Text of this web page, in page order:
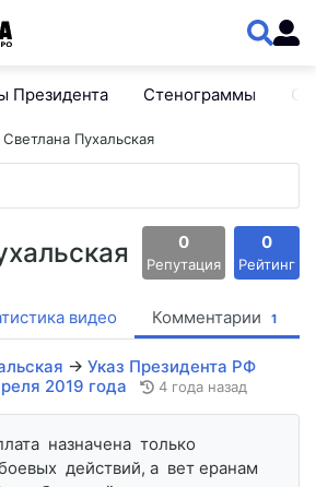
Президента Стенограммы
Светлана Пухальская
0
Репутация
0
Рейтинг
видео Комментарии 1
→ Указ Президента РФ
2019 года
4 года назад
назначена только
действий, а вет еранам